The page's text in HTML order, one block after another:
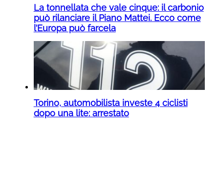
La tonnellata che vale cinque: il carbonio
può rilanciare il Piano Mattei. Ecco come
l’Europa può farcela
Torino, automobilista investe 4 ciclisti
dopo una lite: arrestato